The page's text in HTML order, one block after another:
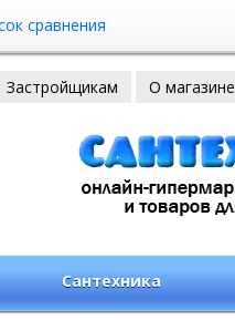
сравнения
Застройщикам О магазине
Сантехника